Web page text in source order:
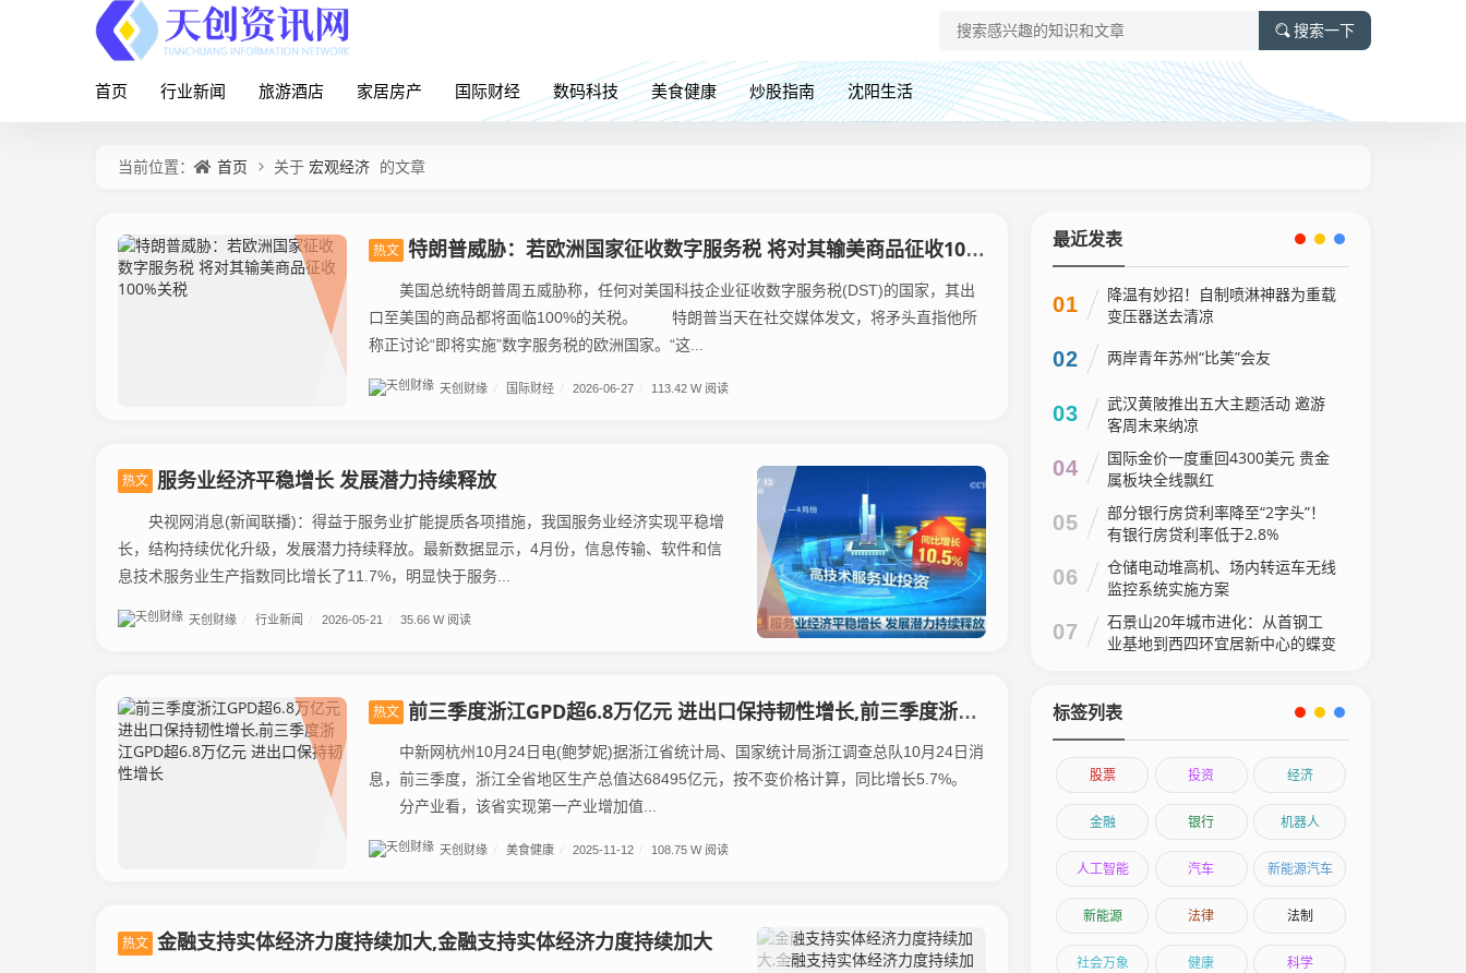
搜索一下
首页 行业新闻 旅游酒店 家居房产 国际财经 数码科技 美食健康 炒股指南 沈阳生活
当前位置： 首页 关于 宏观经济 的文章
热文 特朗普威胁：若欧洲国家征收数字服务税 将对其输美商品征收100%关税
美国总统特朗普周五威胁称，任何对美国科技企业征收数字服务税(DST)的国家，其出
口至美国的商品都将面临100%的关税。 特朗普当天在社交媒体发文，将矛头直指他所
称正讨论“即将实施”数字服务税的欧洲国家。“这...
天创财缘 国际财经 2026-06-27 113.42 W 阅读
热文 服务业经济平稳增长 发展潜力持续释放
央视网消息(新闻联播)：得益于服务业扩能提质各项措施，我国服务业经济实现平稳增
长，结构持续优化升级，发展潜力持续释放。最新数据显示，4月份，信息传输、软件和信
息技术服务业生产指数同比增长了11.7%，明显快于服务...
天创财缘 行业新闻 2026-05-21 35.66 W 阅读
热文 前三季度浙江GPD超6.8万亿元 进出口保持韧性增长,前三季度浙江GPD超6.8万亿元 进出口保持韧性增长
中新网杭州10月24日电(鲍梦妮)据浙江省统计局、国家统计局浙江调查总队10月24日消
息，前三季度，浙江全省地区生产总值达68495亿元，按不变价格计算，同比增长5.7%。
分产业看，该省实现第一产业增加值...
天创财缘 美食健康 2025-11-12 108.75 W 阅读
热文 金融支持实体经济力度持续加大,金融支持实体经济力度持续加大
最近发表
01
降温有妙招！自制喷淋神器为重载
变压器送去清凉
02 两岸青年苏州“比美”会友
03
武汉黄陂推出五大主题活动 邀游
客周末来纳凉
04
国际金价一度重回4300美元 贵金
属板块全线飘红
05
部分银行房贷利率降至“2字头”！
有银行房贷利率低于2.8%
06
仓储电动堆高机、场内转运车无线
监控系统实施方案
07
石景山20年城市进化：从首钢工
业基地到西四环宜居新中心的蝶变
蝶变之路
标签列表
股票 投资 经济
金融 银行 机器人
人工智能 汽车 新能源汽车
新能源 法律 法制
社会万象 健康 科学